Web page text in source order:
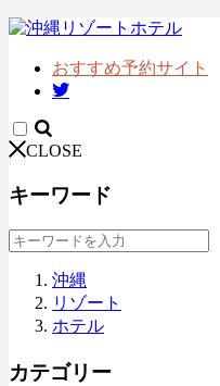
おすすめ予約サイト
CLOSE
キーワード
沖縄
リゾート
ホテル
カテゴリー